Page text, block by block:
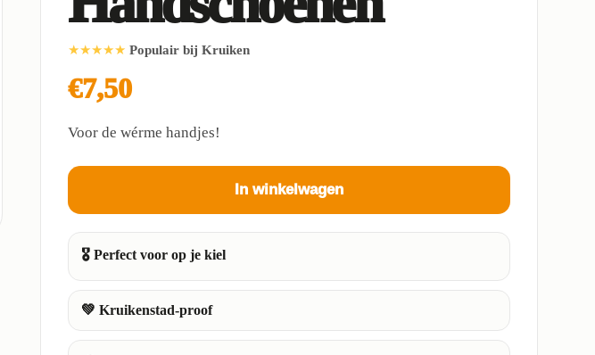
★★★★★Populair bij Kruiken
€7,50
Voor de wérme handjes!
In winkelwagen
🎖️ Perfect voor op je kiel
💚 Kruikenstad-proof